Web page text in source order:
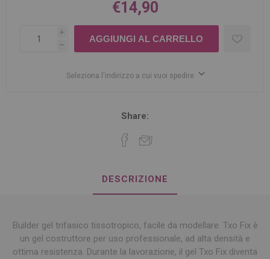
€14,90
i
h
Seleziona l'indirizzo a cui vuoi spedire
Share:
DESCRIZIONE
Builder gel trifasico tissotropico, facile da modellare. Txo Fix è
un gel costruttore per uso professionale, ad alta densità e
ottima resistenza. Durante la lavorazione, il gel Txo Fix diventa